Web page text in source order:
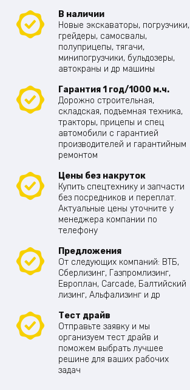
В наличии
Новые экскаваторы, погрузчики,
грейдеры, самосвалы,
полуприцепы, тягачи,
минипогрузчики, бульдозеры,
автокраны и др машины
Гарантия 1 год/1000 м.ч.
Дорожно строительная,
складская, подъемная техника,
тракторы, прицепы и спец
автомобили с гарантией
производителей и гарантийным
ремонтом
Цены без накруток
Купить спецтехнику и запчасти
без посредников и переплат.
Актуальные цены уточните у
менеджера компании по
телефону
Предложения
От следующих компаний: ВТБ,
Сберлизинг, Газпромлизинг,
Европлан, Carcade, Балтийский
лизинг, Альфализинг и др
Тест драйв
Отправьте заявку и мы
организуем тест драйв и
поможем выбрать лучшее
решине для ваших рабочих
задач